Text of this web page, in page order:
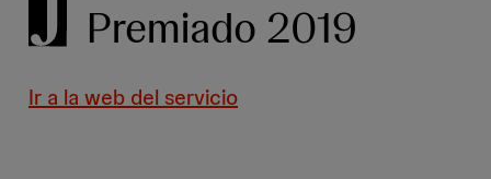
Premiado 2019
Ir a la web del servicio